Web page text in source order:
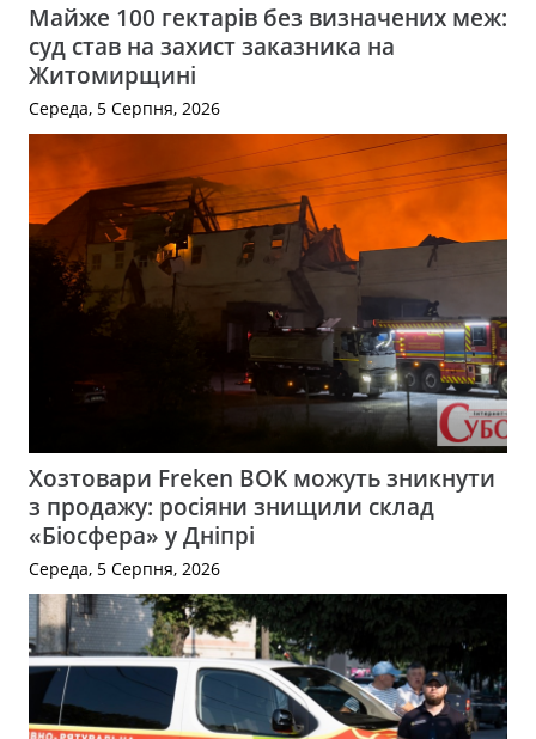
Майже 100 гектарів без визначених меж:
суд став на захист заказника на
Житомирщині
Середа, 5 Серпня, 2026
Хозтовари Freken BOK можуть зникнути
з продажу: росіяни знищили склад
«Біосфера» у Дніпрі
Середа, 5 Серпня, 2026